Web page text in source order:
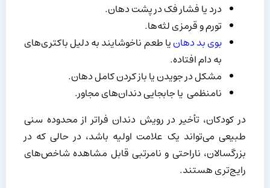
درد یا فشار فک در پشت دهان.
تورم و قرمزی لثه‌ها.
بوی بد دهانیا طعم ناخوشایند به دلیل باکتری‌های
به دام افتاده.
مشکل در جویدن یا باز کردن کامل دهان.
نامنظمی یا جابجایی دندان‌های مجاور.
در کودکان، تأخیر در رویش دندان فراتر از محدوده سنی
طبیعی می‌تواند یک علامت اولیه باشد، در حالی که در
بزرگسالان، ناراحتی و نامرتبی قابل مشاهده شاخص‌های
رایج‌تری هستند.